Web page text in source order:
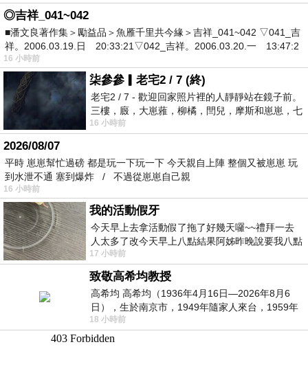
◎吉祥_041~042
■潘文良著作集＞勵益品＞魚雁千里共今緣＞吉祥_041~042 ▽041_吉
祥。2006.03.19.日 20:33:21▽042_吉祥。2006.03.20.一 13:47:2
16 小時前
柒參參▎老宅2 / 7 (終)
老宅2 / 7 - 歡迎回家照片裡的人靜靜站在鏡子前。
三樓，廄，大崽蕥，柳橘，閆兒，摩斯和崽崽，七
個人整整齊齊地站在鏡框之外，如同
16 小時前
2026/08/07
平時 崽崽幫忙過磅 都是玩一下玩一下 今天親自上陣 整個又被崽崽 玩
到水泄不通 塞到爆炸 / 不過從崽崽自己親
16 小時前
我的活動假牙
今天早上去拿活動假了拖了好幾天囉~~禮拜一去
人太多了改今天早上八點結果阿姊昨晚說要我八點
去西螺農會~回到莿桐都8點半多了
17 小時前
致敬高希均教授
高希均 高希均（1936年4月16日—2026年8月6
日），生於南京市，1949年隨家人來台，1959年
赴美深造並取得經濟發展博士學位。曾任
18 小時前